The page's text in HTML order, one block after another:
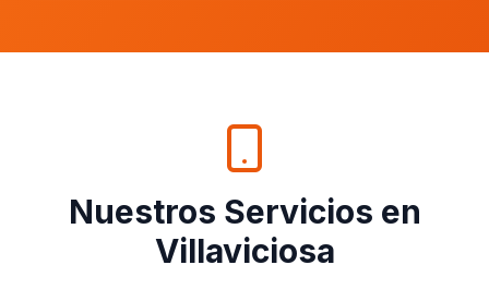
Nuestros Servicios en
Villaviciosa